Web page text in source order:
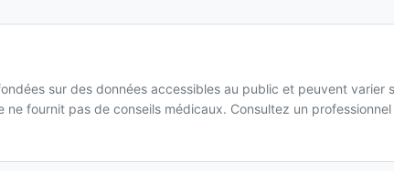
sur des données accessibles au public et peuvent varier
fournit pas de conseils médicaux. Consultez un